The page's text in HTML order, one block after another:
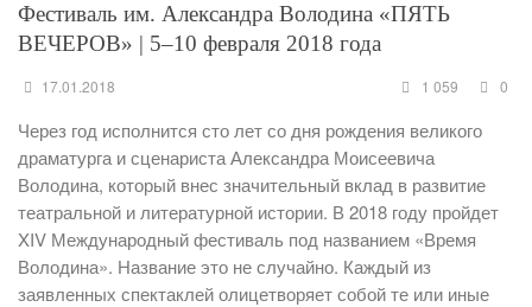
Фестиваль им. Александра Володина «ПЯТЬ
ВЕЧЕРОВ» | 5–10 февраля 2018 года
17.01.2018 1 059 0
Через год исполнится сто лет со дня рождения великого
драматурга и сценариста Александра Моисеевича
Володина, который внес значительный вклад в развитие
театральной и литературной истории. В 2018 году пройдет
XIV Международный фестиваль под названием «Время
Володина». Название это не случайно. Каждый из
заявленных спектаклей олицетворяет собой те или иные